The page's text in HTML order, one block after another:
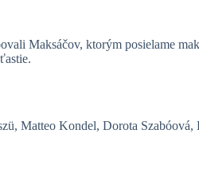
Maksáčov, ktorým posielame
Matteo Kondel, Dorota